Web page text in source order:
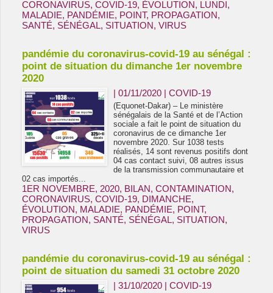
CORONAVIRUS, COVID-19, ÉVOLUTION, LUNDI,
MALADIE, PANDÉMIE, POINT, PROPAGATION,
SANTÉ, SÉNÉGAL, SITUATION, VIRUS
pandémie du coronavirus-covid-19 au sénégal :
point de situation du dimanche 1er novembre
2020
| 01/11/2020 |COVID-19
(Equonet-Dakar) – Le ministère
sénégalais de la Santé et de l’Action
sociale a fait le point de situation du
coronavirus de ce dimanche 1er
novembre 2020. Sur 1038 tests
réalisés, 14 sont revenus positifs dont
04 cas contact suivi, 08 autres issus
de la transmission communautaire et
02 cas importés...
1ER NOVEMBRE, 2020, BILAN, CONTAMINATION,
CORONAVIRUS, COVID-19, DIMANCHE,
ÉVOLUTION, MALADIE, PANDÉMIE, POINT,
PROPAGATION, SANTÉ, SÉNÉGAL, SITUATION,
VIRUS
pandémie du coronavirus-covid-19 au sénégal :
point de situation du samedi 31 octobre 2020
| 31/10/2020 |COVID-19